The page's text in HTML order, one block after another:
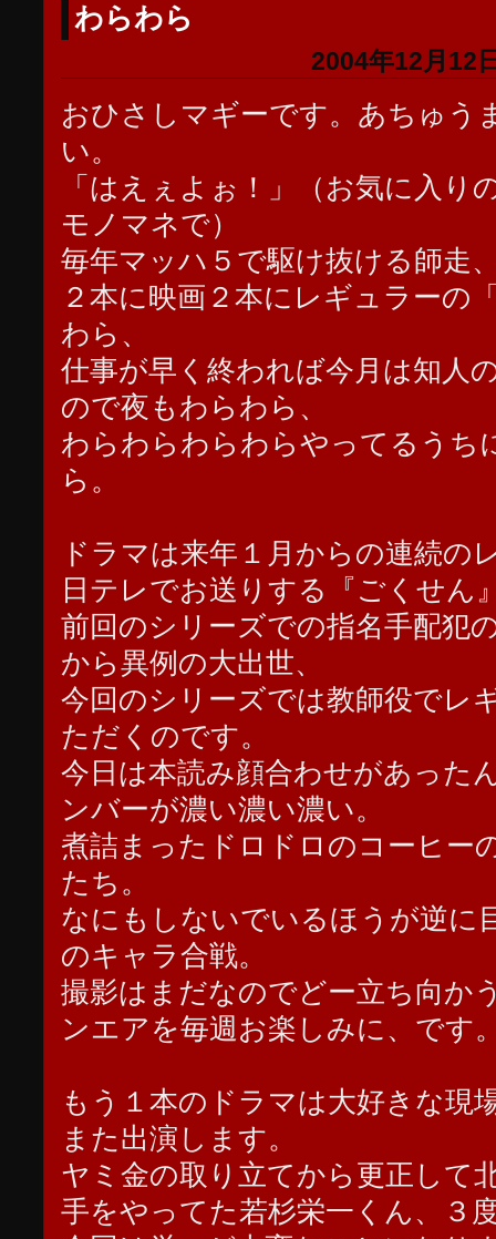
わらわら
2004年12月12
おひさしマギーです。あちゅう
い。
「はえぇよぉ！」（お気に入り
モノマネで）
毎年マッハ５で駆け抜ける師走
２本に映画２本にレギュラーの
わら、
仕事が早く終われば今月は知人
ので夜もわらわら、
わらわらわらわらやってるうち
ら。
ドラマは来年１月からの連続の
日テレでお送りする『ごくせん
前回のシリーズでの指名手配犯
から異例の大出世、
今回のシリーズでは教師役でレ
ただくのです。
今日は本読み顔合わせがあった
ンバーが濃い濃い濃い。
煮詰まったドロドロのコーヒー
たち。
なにもしないでいるほうが逆に
のキャラ合戦。
撮影はまだなのでどー立ち向か
ンエアを毎週お楽しみに、です
もう１本のドラマは大好きな現
また出演します。
ヤミ金の取り立てから更正して
手をやってた若杉栄一くん、３